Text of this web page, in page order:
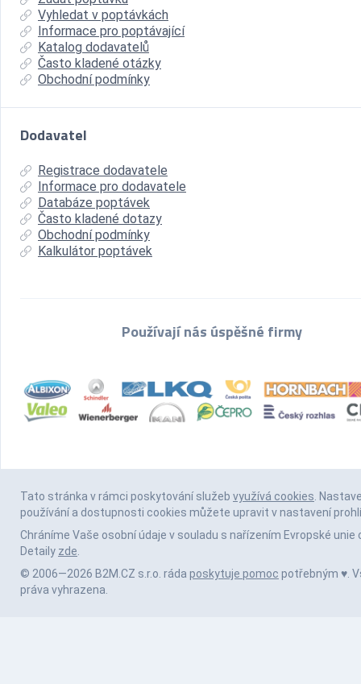
Vyhledat v poptávkách
Informace pro poptávající
Katalog dodavatelů
Často kladené otázky
Obchodní podmínky
Dodavatel
Registrace dodavatele
Informace pro dodavatele
Databáze poptávek
Často kladené dotazy
Obchodní podmínky
Kalkulátor poptávek
Používají nás úspěšné firmy
Tato stránka v rámci poskytování služeb využívá cookies.
používání a dostupnosti cookies můžete upravit v nastavení
Chráníme Vaše osobní údaje v souladu s nařízením Evropské unie
Detaily zde.
© 2006—2026 B2M.CZ s.r.o. ráda poskytuje pomoc potřebným ♥️.
práva vyhrazena.